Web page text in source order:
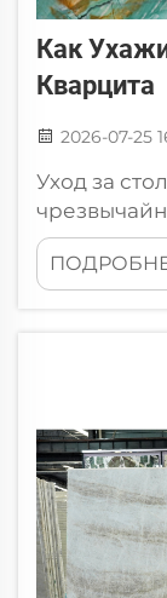
Как
Кварцита
2026-07-25
Уход за
они
прочный и